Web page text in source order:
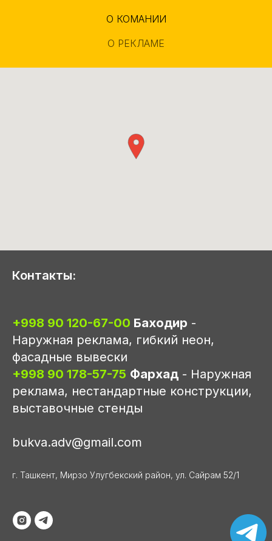
О КОМАНИИ
О РЕКЛАМЕ
Контакты:
+998 90 120-67-00 Баходир -
Наружная реклама, гибкий неон,
фасадные вывески
+998 90 178-57-75 Фархад - Наружная
реклама, нестандартные конструкции,
выставочные стенды
bukva.adv@gmail.com
г. Ташкент, Мирзо Улугбекский район, ул. Сайрам 52/1